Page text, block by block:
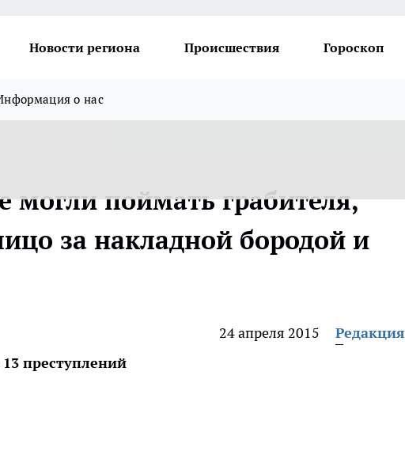
Новости региона Происшествия Гороскоп
о нас
могли поймать грабителя,
за накладной бородой и
24 апреля 2015
Редакция
преступлений